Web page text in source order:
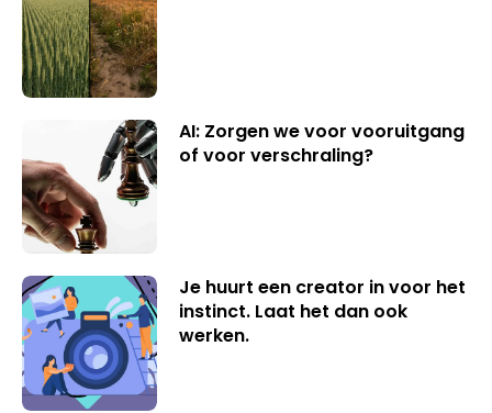
AI: Zorgen we voor vooruitgang
of voor verschraling?
Je huurt een creator in voor het
instinct. Laat het dan ook
werken.